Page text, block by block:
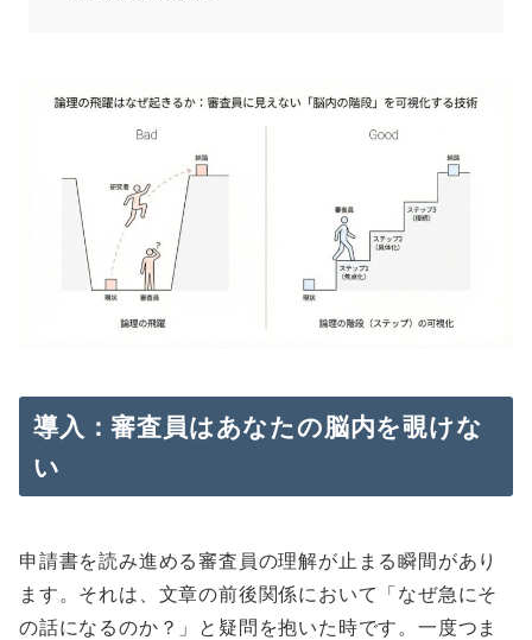
導入：審査員はあなたの脳内を覗けな
い
申請書を読み進める審査員の理解が止まる瞬間があり
ます。それは、文章の前後関係において「なぜ急にそ
の話になるのか？」と疑問を抱いた時です。一度つま